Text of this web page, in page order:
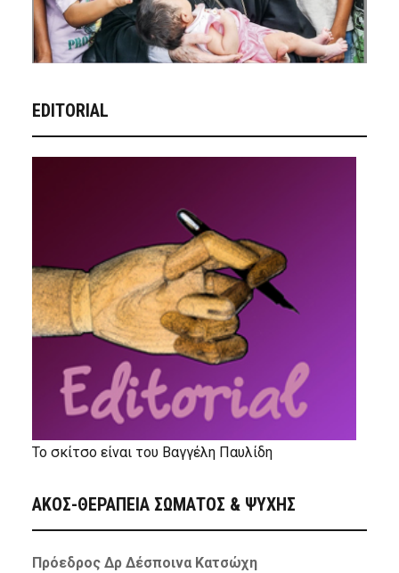
EDITORIAL
Το σκίτσο είναι του Βαγγέλη Παυλίδη
ΑΚΟΣ-ΘΕΡΑΠΕΙΑ ΣΩΜΑΤΟΣ & ΨΥΧΗΣ
Πρόεδρος Δρ Δέσποινα Κατσώχη